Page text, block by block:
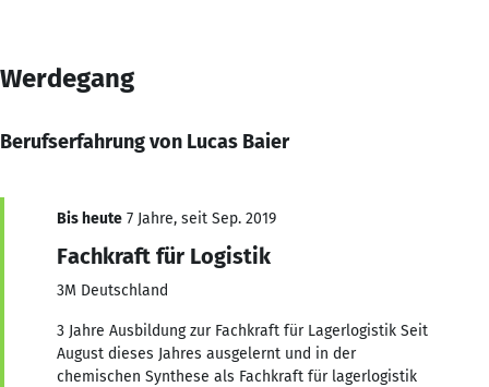
Werdegang
Berufserfahrung von Lucas Baier
Bis heute 7 Jahre, seit Sep. 2019
Fachkraft für Logistik
3M Deutschland
3 Jahre Ausbildung zur Fachkraft für Lagerlogistik Seit
August dieses Jahres ausgelernt und in der
chemischen Synthese als Fachkraft für lagerlogistik